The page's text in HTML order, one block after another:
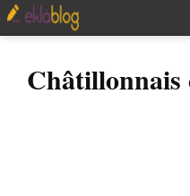
Châtillonnais